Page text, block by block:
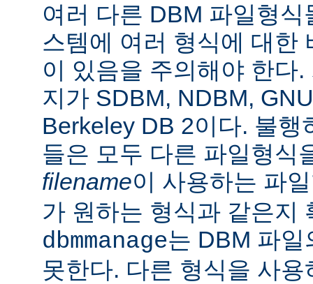
여러 다른 DBM 파일형
스템에 여러 형식에 대한
이 있음을 주의해야 한다
지가 SDBM, NDBM,
Berkeley DB 2이다. 불행
들은 모두 다른 파일형식
filename이 사용하는 파
가 원하는 형식과 같은지
dbmmanage는 DBM 파
못한다. 다른 형식을 사